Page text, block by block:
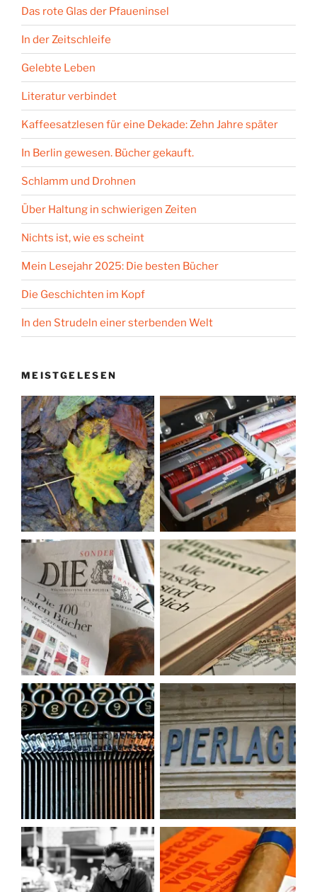
Das rote Glas der Pfaueninsel
In der Zeitschleife
Gelebte Leben
Literatur verbindet
Kaffeesatzlesen für eine Dekade: Zehn Jahre später
In Berlin gewesen. Bücher gekauft.
Schlamm und Drohnen
Über Haltung in schwierigen Zeiten
Nichts ist, wie es scheint
Mein Lesejahr 2025: Die besten Bücher
Die Geschichten im Kopf
In den Strudeln einer sterbenden Welt
MEISTGELESEN